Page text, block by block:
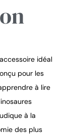
9.4
idéal
pour les
à lire
à la
des plus